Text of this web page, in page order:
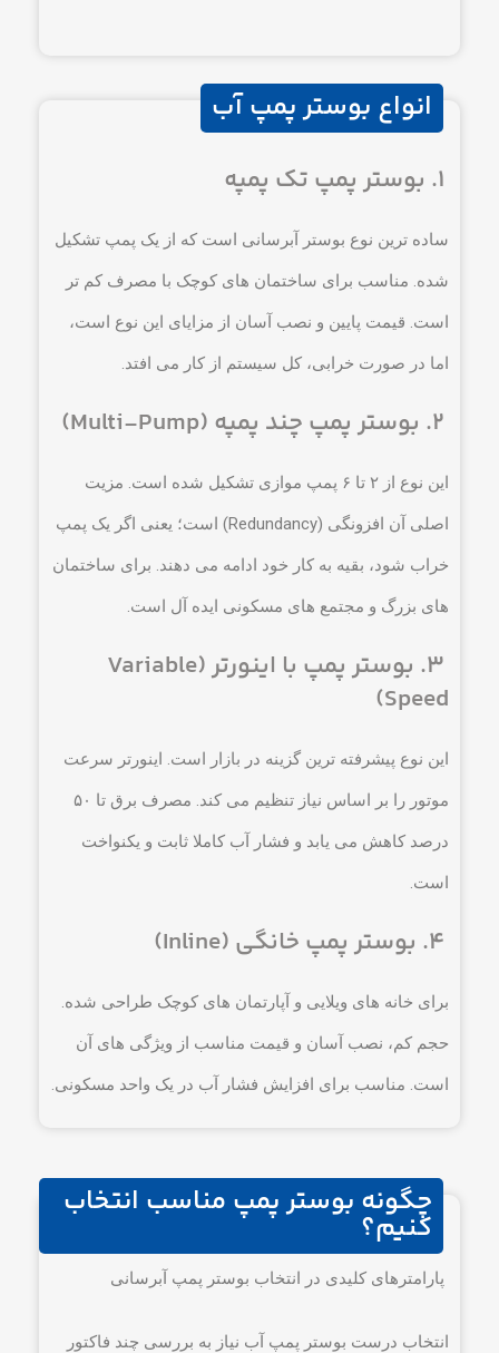
انواع بوستر پمپ آب
ساده ترین نوع بوستر آبرسانی است که از یک پمپ تشکیل
شده. مناسب برای ساختمان های کوچک با مصرف کم تر
است. قیمت پایین و نصب آسان از مزایای این نوع است،
اما در صورت خرابی، کل سیستم از کار می افتد.
این نوع از ۲ تا ۶ پمپ موازی تشکیل شده است. مزیت
اصلی آن افزونگی (Redundancy) است؛ یعنی اگر یک پمپ
خراب شود، بقیه به کار خود ادامه می دهند. برای ساختمان
های بزرگ و مجتمع های مسکونی ایده آل است.
۳. بوستر پمپ با اینورتر (Variable
Speed)
این نوع پیشرفته ترین گزینه در بازار است. اینورتر سرعت
موتور را بر اساس نیاز تنظیم می کند. مصرف برق تا ۵۰
درصد کاهش می یابد و فشار آب کاملا ثابت و یکنواخت
است.
برای خانه های ویلایی و آپارتمان های کوچک طراحی شده.
حجم کم، نصب آسان و قیمت مناسب از ویژگی های آن
است. مناسب برای افزایش فشار آب در یک واحد مسکونی.
چگونه بوستر پمپ مناسب انتخاب
کنیم؟
پارامترهای کلیدی در انتخاب بوستر پمپ آبرسانی
انتخاب درست بوستر پمپ آب نیاز به بررسی چند فاکتور